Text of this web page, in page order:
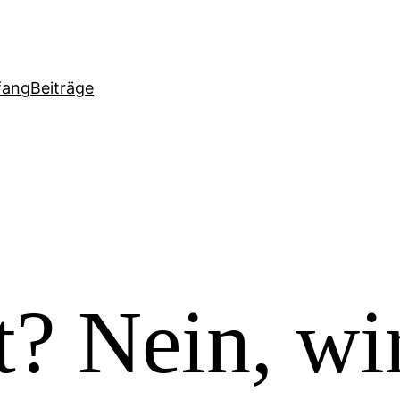
Beiträge
Nein,